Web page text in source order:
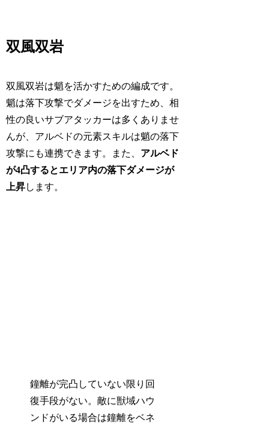
双風双岩
双風双岩は魈を活かすための編成です。
魈は落下攻撃でダメージを出すため、相
性の良いサブアタッカーは多くありませ
んが、アルベドの元素スキルは魈の落下
攻撃にも連携できます。また、 アルベド
が4凸するとエリア内の落下ダメージが
上昇します。
鐘離が完凸していない限り回
復手段がない。敵に獣域ハウ
ンドがいる場合は鐘離をベネ